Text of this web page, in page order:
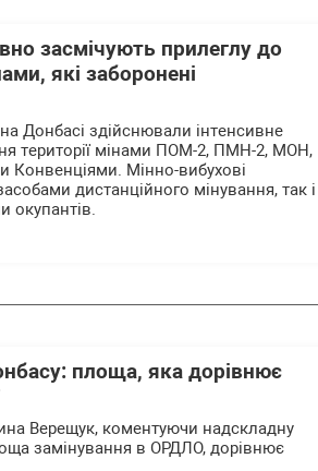
засмічують прилеглу до
які заборонені
Донбасі здійснювали інтенсивне
території мінами ПОМ-2, ПМН-2, МОН,
Конвенціями. Мінно-вибухові
дистанційного мінування, так і
окупантів.
площа, яка дорівнює
Верещук, коментуючи надскладну
замінування в ОРДЛО, дорівнює